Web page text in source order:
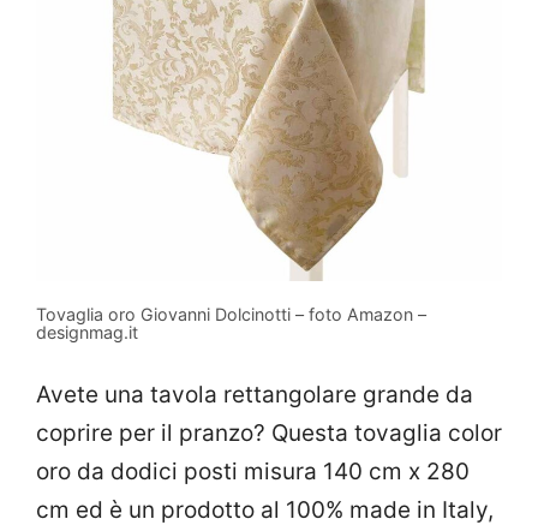
Tovaglia oro Giovanni Dolcinotti – foto Amazon –
designmag.it
Avete una tavola rettangolare grande da
coprire per il pranzo? Questa tovaglia color
oro da dodici posti misura 140 cm x 280
cm ed è un prodotto al 100% made in Italy,